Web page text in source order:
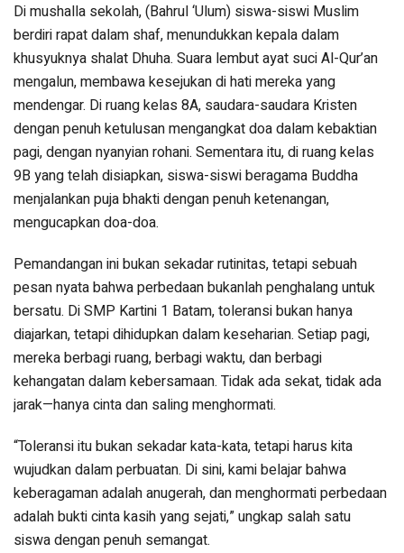
Di mushalla sekolah, (Bahrul ‘Ulum) siswa-siswi Muslim
berdiri rapat dalam shaf, menundukkan kepala dalam
khusyuknya shalat Dhuha. Suara lembut ayat suci Al-Qur’an
mengalun, membawa kesejukan di hati mereka yang
mendengar. Di ruang kelas 8A, saudara-saudara Kristen
dengan penuh ketulusan mengangkat doa dalam kebaktian
pagi, dengan nyanyian rohani. Sementara itu, di ruang kelas
9B yang telah disiapkan, siswa-siswi beragama Buddha
menjalankan puja bhakti dengan penuh ketenangan,
mengucapkan doa-doa.
Pemandangan ini bukan sekadar rutinitas, tetapi sebuah
pesan nyata bahwa perbedaan bukanlah penghalang untuk
bersatu. Di SMP Kartini 1 Batam, toleransi bukan hanya
diajarkan, tetapi dihidupkan dalam keseharian. Setiap pagi,
mereka berbagi ruang, berbagi waktu, dan berbagi
kehangatan dalam kebersamaan. Tidak ada sekat, tidak ada
jarak—hanya cinta dan saling menghormati.
“Toleransi itu bukan sekadar kata-kata, tetapi harus kita
wujudkan dalam perbuatan. Di sini, kami belajar bahwa
keberagaman adalah anugerah, dan menghormati perbedaan
adalah bukti cinta kasih yang sejati,” ungkap salah satu
siswa dengan penuh semangat.